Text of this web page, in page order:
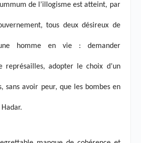
de l’illogisme est atteint, par
tous deux désireux de
homme en vie : demander
représailles, adopter le choix d’un
sans avoir peur, que les bombes en